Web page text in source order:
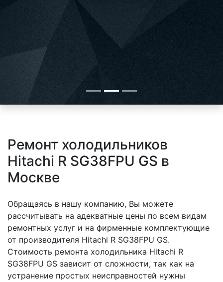
Ремонт холодильников
Hitachi R SG38FPU GS в
Москве
Обращаясь в нашу компанию, Вы можете
рассчитывать на адекватные цены по всем видам
ремонтных услуг и на фирменные комплектующие
от производителя Hitachi R SG38FPU GS.
Стоимость ремонта холодильника Hitachi R
SG38FPU GS зависит от сложности, так как на
устранение простых неисправностей нужны